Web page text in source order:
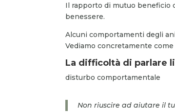
Il rapporto di mutuo beneficio
benessere.
Alcuni comportamenti degli
Vediamo concretamente
La difficoltà di parlare
disturbo comportamentale
Non riuscire ad aiutare il